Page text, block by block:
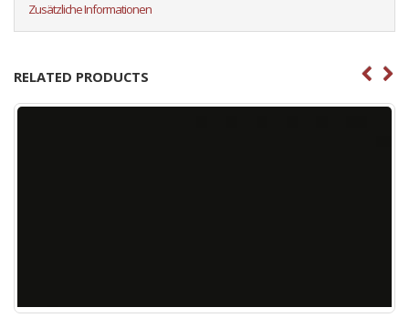
Zusätzliche Informationen
RELATED PRODUCTS